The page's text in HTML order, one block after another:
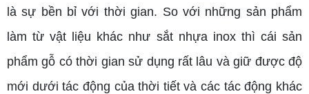
là sự bền bỉ với thời gian. So với những sản phẩm
làm từ vật liệu khác như sắt nhựa inox thì cái sản
phẩm gỗ có thời gian sử dụng rất lâu và giữ được độ
mới dưới tác động của thời tiết và các tác động khác